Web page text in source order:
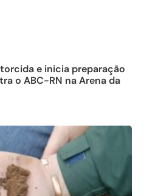
e inicia preparação
o ABC-RN na Arena da